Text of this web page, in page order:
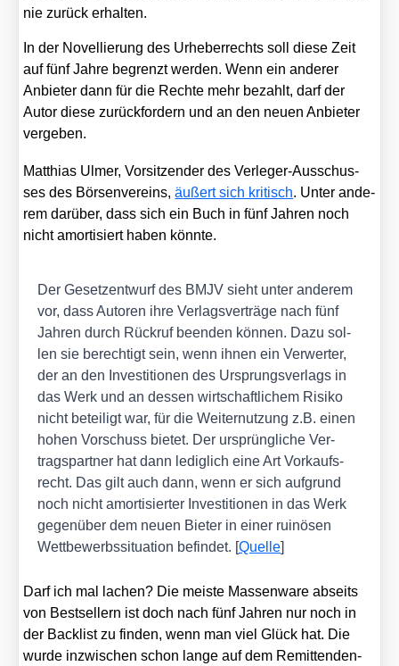
nie zurück erhal­ten.
In der Novel­lie­rung des Urhe­ber­rechts soll die­se Zeit
auf fünf Jah­re begrenzt wer­den. Wenn ein ande­rer
Anbie­ter dann für die Rech­te mehr bezahlt, darf der
Autor die­se zurück­for­dern und an den neu­en Anbie­ter
ver­ge­ben.
Mat­thi­as Ulmer, Vor­sit­zen­der des Ver­le­ger-Aus­schus­
ses des Bör­sen­ver­eins,äußert sich kri­tisch. Unter ande­
rem dar­über, dass sich ein Buch in fünf Jah­ren noch
nicht amor­ti­siert haben könn­te.
Der Gesetz­ent­wurf des BMJV sieht unter ande­rem
vor, dass Autoren ihre Ver­lags­ver­trä­ge nach fünf
Jah­ren durch Rück­ruf been­den kön­nen. Dazu sol­
len sie berech­tigt sein, wenn ihnen ein Ver­wer­ter,
der an den Inves­ti­tio­nen des Ursprungs­ver­lags in
das Werk und an des­sen wirt­schaft­li­chem Risi­ko
nicht betei­ligt war, für die Wei­ter­nut­zung z.B. einen
hohen Vor­schuss bie­tet. Der ursprüng­li­che Ver­
trags­part­ner hat dann ledig­lich eine Art Vor­kaufs­
recht. Das gilt auch dann, wenn er sich auf­grund
noch nicht amor­ti­sier­ter Inves­ti­tio­nen in das Werk
gegen­über dem neu­en Bie­ter in einer rui­nö­sen
Wett­be­werbs­si­tua­ti­on befin­det. [Quel­le]
Darf ich mal lachen? Die meis­te Mas­sen­wa­re abseits
von Best­sel­lern ist doch nach fünf Jah­ren nur noch in
der Back­list zu fin­den, wenn man viel Glück hat. Die
wur­de inzwi­schen schon lan­ge auf dem Remit­ten­den-